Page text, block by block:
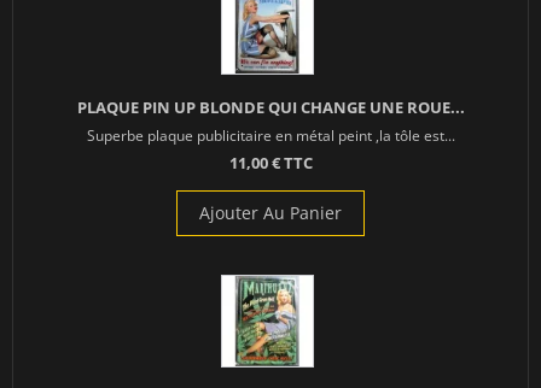
PLAQUE PIN UP BLONDE QUI CHANGE UNE ROUE...
Superbe plaque publicitaire en métal peint ,la tôle est...
11,00 € TTC
Ajouter Au Panier